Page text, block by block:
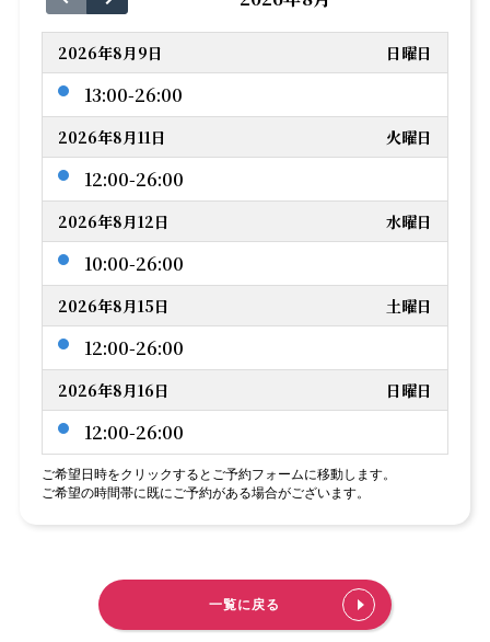
2026年8月9日 日曜日
13:00-26:00
2026年8月11日 火曜日
12:00-26:00
2026年8月12日 水曜日
10:00-26:00
2026年8月15日 土曜日
12:00-26:00
2026年8月16日 日曜日
12:00-26:00
ご希望日時をクリックするとご予約フォームに移動します。
ご希望の時間帯に既にご予約がある場合がございます。
一覧に戻る